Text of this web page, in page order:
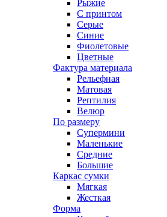
Рыжие
С принтом
Серые
Синие
Фиолетовые
Цветные
Фактура материала
Рельефная
Матовая
Рептилия
Велюр
По размеру
Супермини
Маленькие
Средние
Большие
Каркас сумки
Мягкая
Жесткая
Форма